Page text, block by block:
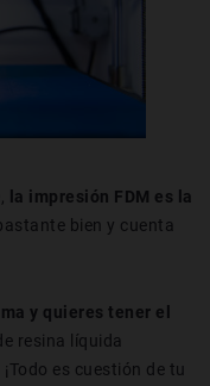
la impresión FDM es la
bien y cuenta
y quieres tener el
resina líquida
es cuestión de tu